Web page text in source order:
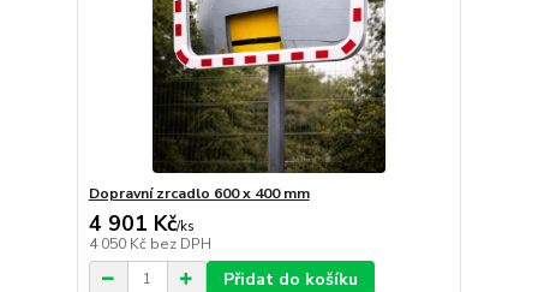
Dopravní zrcadlo 600 x 400 mm
4 901 Kč/ks
4 050 Kč bez DPH
Přidat do košíku